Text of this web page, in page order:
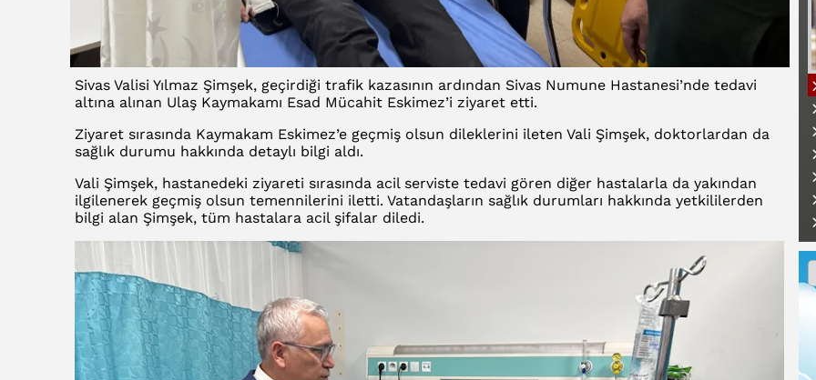
Sivas Valisi Yılmaz Şimşek, geçirdiği trafik kazasının ardından Sivas Numune Hastanesi’nde tedavi
altına alınan Ulaş Kaymakamı Esad Mücahit Eskimez’i ziyaret etti.
Ziyaret sırasında Kaymakam Eskimez’e geçmiş olsun dileklerini ileten Vali Şimşek, doktorlardan da
sağlık durumu hakkında detaylı bilgi aldı.
Vali Şimşek, hastanedeki ziyareti sırasında acil serviste tedavi gören diğer hastalarla da yakından
ilgilenerek geçmiş olsun temennilerini iletti. Vatandaşların sağlık durumları hakkında yetkililerden
bilgi alan Şimşek, tüm hastalara acil şifalar diledi.